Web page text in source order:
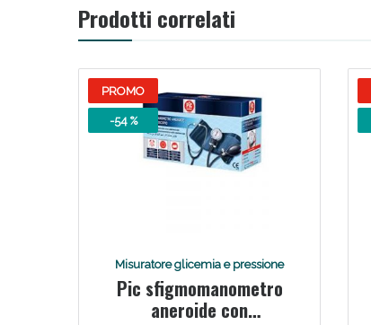
Prodotti correlati
PROMO
-54 %
Misuratore glicemia e pressione
Pic sfigmomanometro
aneroide con